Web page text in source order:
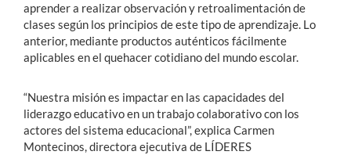
aprender a realizar observación y retroalimentación de
clases según los principios de este tipo de aprendizaje. Lo
anterior, mediante productos auténticos fácilmente
aplicables en el quehacer cotidiano del mundo escolar.
“Nuestra misión es impactar en las capacidades del
liderazgo educativo en un trabajo colaborativo con los
actores del sistema educacional”, explica Carmen
Montecinos, directora ejecutiva de LÍDERES